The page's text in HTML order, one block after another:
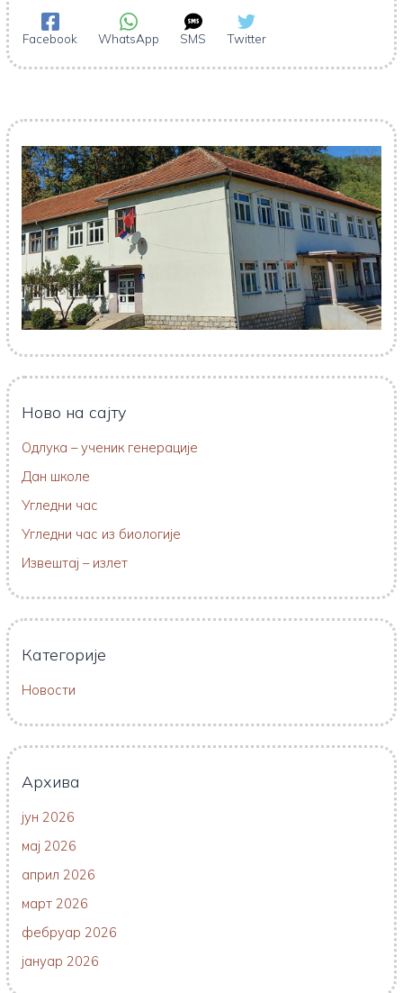
Facebook WhatsApp SMS Twitter
Ново на сајту
Одлука – ученик генерације
Дан школе
Угледни час
Угледни час из биологије
Извештај – излет
Категорије
Новости
Архива
јун 2026
мај 2026
април 2026
март 2026
фебруар 2026
јануар 2026